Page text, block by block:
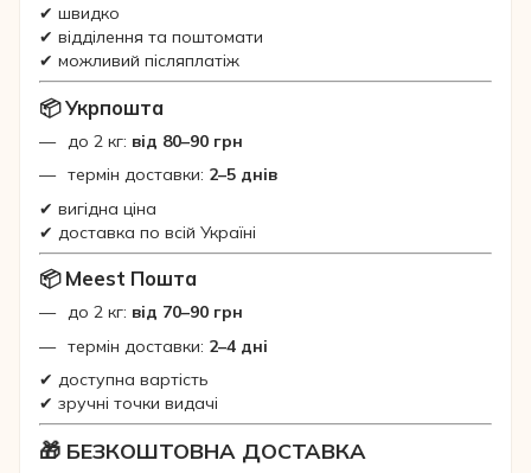
✔ швидко
✔ відділення та поштомати
✔ можливий післяплатіж
📦 Укрпошта
до 2 кг: від 80–90 грн
термін доставки: 2–5 днів
✔ вигідна ціна
✔ доставка по всій Україні
📦 Meest Пошта
до 2 кг: від 70–90 грн
термін доставки: 2–4 дні
✔ доступна вартість
✔ зручні точки видачі
🎁 БЕЗКОШТОВНА ДОСТАВКА